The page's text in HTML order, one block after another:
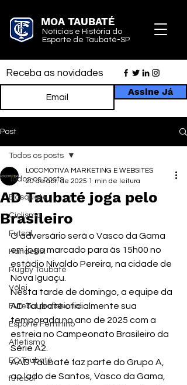
MOA TAUBATÉ
Notícias e História do
Esporte de Taubaté-SP
Receba as novidades
Assine Já
Post
Todos os posts
Basquete
Ciclismo
Futsal
Handebol
Rugby Taubaté
Vôlei
Futebol profissional
Esporte Feminino
Atletismo
EC Taubaté
futebol
Todos os posts
AD Taubaté joga pelo
Brasileiro
LOCOMOTIVA MARKETING E WEBSITES
20 de abr. de 2025 1 min de leitura
O adversário será o Vasco da Gama
em jogo marcado para às 15h00 no
estádio Nivaldo Pereira, na cidade de
Nova Iguaçu.
Nesta tarde de domingo, a equipe da
AD Taubaté oficialmente sua
temporada no ano de 2025 com a
estreia no Campeonato Brasileiro da
Série A2.
AAD Taubaté faz parte do Grupo A,
ao lado de Santos, Vasco da Gama,